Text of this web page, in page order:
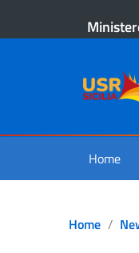
Home
Home